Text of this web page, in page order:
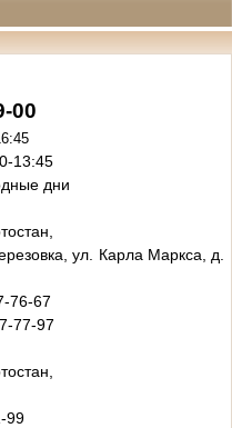
00
дни
ул. Карла Маркса, д.
67
97
99